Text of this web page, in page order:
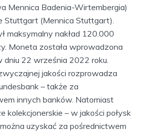
Mennica Badenia-Wirtembergia)
Stuttgart (Mennica Stuttgart).
maksymalny nakład 120.000
Moneta została wprowadzona
dniu 22 września 2022 roku.
jakości rozprowadza
– także za
innych banków. Natomiast
kolekcjonerskie – w jakości połysk
uzyskać za pośrednictwem